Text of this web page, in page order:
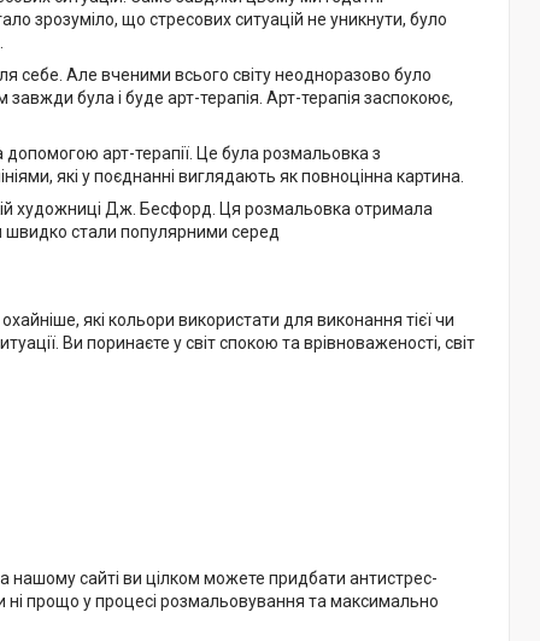
зрозуміло, що стресових ситуацій не уникнути, було
себе. Але вченими всього світу неодноразово було
була і буде арт-терапія. Арт-терапія заспокоює,
арт-терапії. Це була розмальовка з
які у поєднанні виглядають як повноцінна картина.
художниці Дж. Бесфорд. Ця розмальовка отримала
швидко стали популярними серед
які кольори використати для виконання тієї чи
Ви поринаєте у світ спокою та врівноваженості, світ
сайті ви цілком можете придбати антистрес-
прощо у процесі розмальовування та максимально